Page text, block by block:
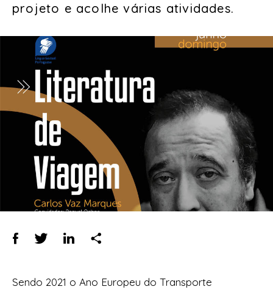
projeto e acolhe várias atividades.
Sendo 2021 o Ano Europeu do Transporte